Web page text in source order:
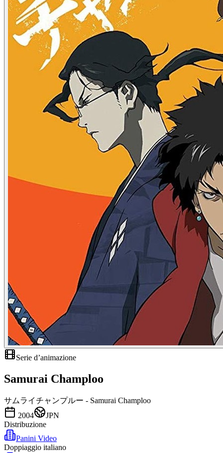
Serie d’animazione
Samurai Champloo
サムライチャンプルー - Samurai Champloo
2004
JPN
Distribuzione
Panini Video
Doppiaggio italiano